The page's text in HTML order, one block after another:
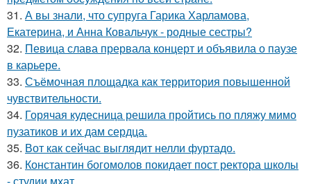
31. А вы знали, что супруга Гарика Харламова,
Екатерина, и Анна Ковальчук - родные сестры?
32. Певица слава прервала концерт и объявила о паузе
в карьере.
33. Съёмочная площадка как территория повышенной
чувствительности.
34. Горячая кудесница решила пройтись по пляжу мимо
пузатиков и их дам сердца.
35. Вот как сейчас выглядит нелли фуртадо.
36. Константин богомолов покидает пост ректора школы